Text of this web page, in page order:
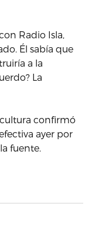
Radio Isla,
Él sabía que
a la
La
confirmó
ayer por
fuente.